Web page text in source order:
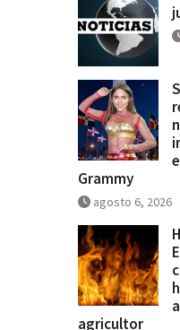
Grammy
agosto 6, 2026
agricultor